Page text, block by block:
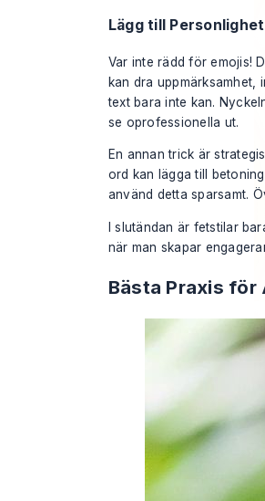
Lägg till
Var inte rädd för emojis!
kan dra uppmärksamhet,
text bara inte kan.
se oprofessionella ut.
En annan trick är
ord kan lägga till
använd detta sparsamt.
I slutändan är fetstilar
när man skapar
Bästa Praxis för